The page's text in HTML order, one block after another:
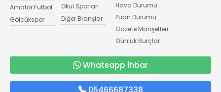
Amatör Futbol
Gölcükspor
Okul Sporları
Diğer Branşlar
Hava Durumu
Puan Durumu
Gazete Manşetleri
Günlük Burçlar
Whatsapp İhbar